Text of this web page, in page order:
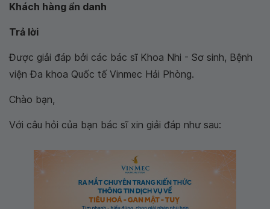
Khách hàng ẩn danh
Trả lời
Được giải đáp bởi các bác sĩ Khoa Nhi - Sơ sinh, Bệnh
viện Đa khoa Quốc tế Vinmec Hải Phòng.
Chào bạn,
Với câu hỏi của bạn bác sĩ xin giải đáp như sau: